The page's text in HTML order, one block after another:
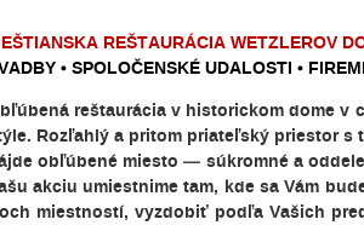
REŠTAURÁCIA WETZLEROV
• SPOLOČENSKÉ UDALOSTI •
reštaurácia v historickom dome v
Rozľahlý a pritom priateľský priestor s
obľúbené miesto — súkromné a
akciu umiestnime tam, kde sa Vám
miestností, vyzdobiť podľa Vašich